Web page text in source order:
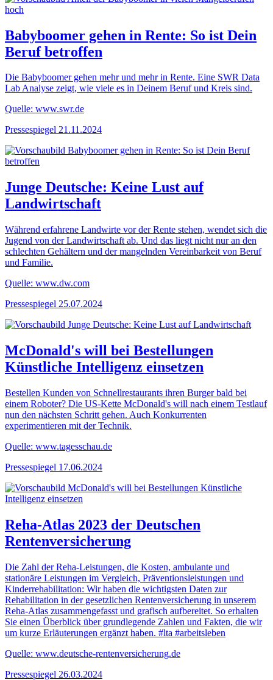
Babyboomer gehen in Rente: So ist Dein
Beruf betroffen
Die Babyboomer gehen mehr und mehr in Rente. Eine SWR Data
Lab Analyse zeigt, wie viele es in Deinem Beruf und Kreis sind.
Quelle: www.swr.de
Pressespiegel 21.11.2024
Junge Deutsche: Keine Lust auf
Landwirtschaft
Während erfahrene Landwirte vor der Rente stehen, wendet sich die
Jugend von der Landwirtschaft ab. Und das liegt nicht nur an den
schlechten Gehältern und der mangelnden Vereinbarkeit von Beruf
und Familie.
Quelle: www.dw.com
Pressespiegel 25.07.2024
McDonald's will bei Bestellungen
Künstliche Intelligenz einsetzen
Bestellen Kunden von Schnellrestaurants ihren Burger bald bei
einem Roboter? Die US-Kette McDonald's will nach einem Testlauf
nun den nächsten Schritt gehen. Auch Konkurrenten
experimentieren mit der Technik.
Quelle: www.tagesschau.de
Pressespiegel 17.06.2024
Reha-Atlas 2023 der Deutschen
Rentenversicherung
Die Zahl der Reha-Leistungen, die Kosten, ambulante und
stationäre Leistungen im Vergleich, Präventionsleistungen und
Kinderrehabilitation: Wir haben die wichtigsten Daten zur
Rehabilitation in der gesetzlichen Rentenversicherung in unserem
Reha-Atlas zusammengefasst und grafisch aufbereitet. So erhalten
Sie einen Überblick über grundlegende Zahlen und Fakten, die wir
um kurze Erläuterungen ergänzt haben. #lta #arbeitsleben
Quelle: www.deutsche-rentenversicherung.de
Pressespiegel 26.03.2024